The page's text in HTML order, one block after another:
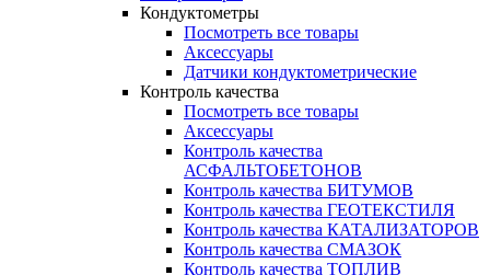
Кондуктометры
Посмотреть все товары
Аксессуары
Датчики кондуктометрические
Контроль качества
Посмотреть все товары
Аксессуары
Контроль качества
АСФАЛЬТОБЕТОНОВ
Контроль качества БИТУМОВ
Контроль качества ГЕОТЕКСТИЛЯ
Контроль качества КАТАЛИЗАТОРОВ
Контроль качества СМАЗОК
Контроль качества ТОПЛИВ